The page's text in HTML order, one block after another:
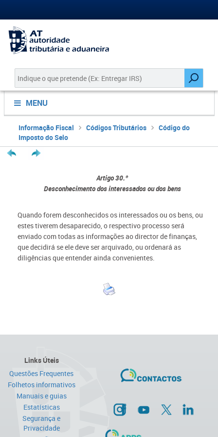
MENU
Informação Fiscal Códigos Tributários
Código do
Imposto do Selo
Artigo 30.º
Desconhecimento dos interessados ou dos bens
Quando forem desconhecidos os interessados ou os bens, ou
estes tiverem desaparecido, o respectivo processo será
enviado com todas as informações ao director de finanças,
que decidirá se ele deve ser arquivado, ou ordenará as
diligências que entender ainda convenientes.
Links Úteis
Questões Frequentes
Folhetos informativos
Manuais e guias
Estatísticas
Segurança e
Privacidade